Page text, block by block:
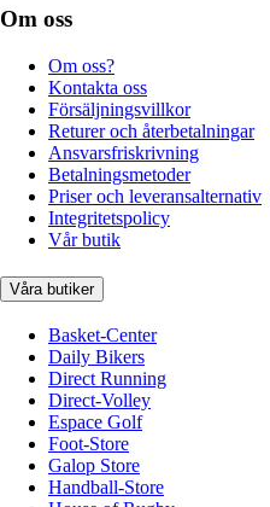
Om oss
Om oss?
Kontakta oss
Försäljningsvillkor
Returer och återbetalningar
Ansvarsfriskrivning
Betalningsmetoder
Priser och leveransalternativ
Integritetspolicy
Vår butik
Våra butiker
Basket-Center
Daily Bikers
Direct Running
Direct-Volley
Espace Golf
Foot-Store
Galop Store
Handball-Store